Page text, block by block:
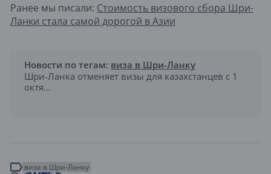
Ранее мы писали: Стоимость визового сбора Шри-
Ланки стала самой дорогой в Азии
Новости по тегам: виза в Шри-Ланку
Шри-Ланка отменяет визы для казахстанцев с 1
октя...
виза в Шри-Ланку